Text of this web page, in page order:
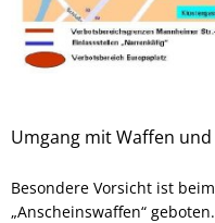
Umgang mit Waffen
Besondere Vorsicht ist
„Anscheinswaffen“